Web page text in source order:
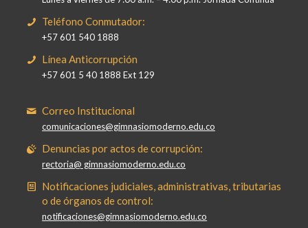
Teléfono Conmutador:
+57 601 540 1888
Línea Anticorrupción
+57 601 5 40 1888 Ext 129
Correo Institucional
comunicaciones@gimnasiomoderno.edu.co
Denuncias por actos de corrupción:
rectoria@ gimnasiomoderno.edu.co
Notificaciones judiciales, administrativas, tributarias
o de órganos de control:
notificaciones@gimnasiomoderno.edu.co